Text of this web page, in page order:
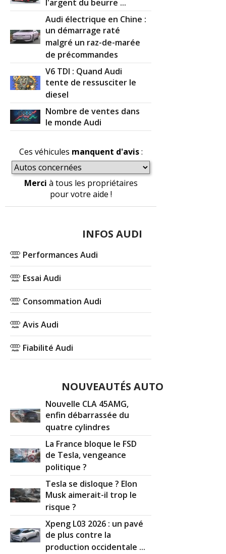
l'argent du beurre ...
Audi électrique en Chine :
un démarrage raté
malgré un raz-de-marée
de précommandes
V6 TDI : Quand Audi
tente de ressusciter le
diesel
Nombre de ventes dans
le monde Audi
Ces véhicules manquent d'avis:
Merci à tous les propriétaires
pour votre aide !
INFOS AUDI
Performances Audi
Essai Audi
Consommation Audi
Avis Audi
Fiabilité Audi
NOUVEAUTÉS AUTO
Nouvelle CLA 45AMG,
enfin débarrassée du
quatre cylindres
La France bloque le FSD
de Tesla, vengeance
politique ?
Tesla se disloque ? Elon
Musk aimerait-il trop le
risque ?
Xpeng L03 2026 : un pavé
de plus contre la
production occidentale ...